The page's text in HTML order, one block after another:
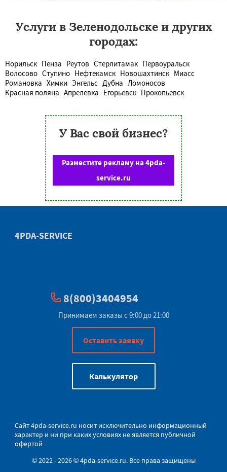
Услуги в Зеленодольске и других
городах:
Норильск Пенза Реутов Стерлитамак Первоуральск
Волосово Ступино Нефтекамск Новошахтинск Миасс
Романовка Химки Энгельс Дубна Ломоносов
Красная поляна Апрелевка Егорьевск Прокопьевск
У Вас свой бизнес?
Разместите рекламу на 4pda-
service.ru
4PDA-SERVICE
8(800)3404954
Принимаем заказы с 9:00 до 21:00
Оставить заявку
Калькулятор
Сайт4pda-service.ru носит исключительно информационный
характер и ни при каких условиях не является публичной
офертой
© 2022 - 2026 © 4pda-service.ru. Все права защищены